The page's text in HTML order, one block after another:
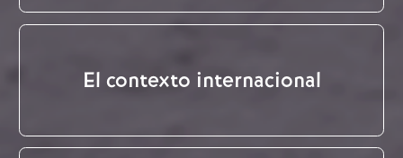
El contexto internacional